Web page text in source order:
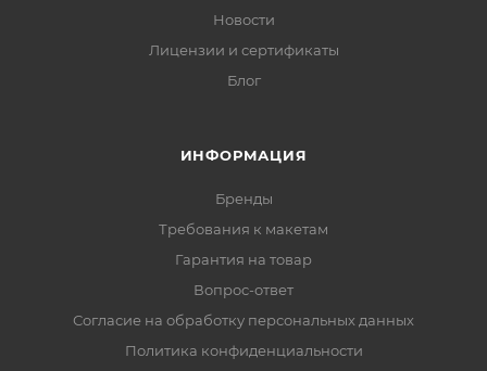
Новости
Лицензии и сертификаты
Блог
ИНФОРМАЦИЯ
Бренды
Требования к макетам
Гарантия на товар
Вопрос-ответ
Согласие на обработку персональных данных
Политика конфиденциальности